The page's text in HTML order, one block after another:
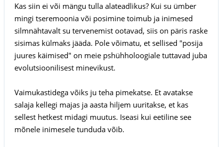
Kas siin ei või mängu tulla alateadlikus? Kui su ümber
mingi tseremoonia või posimine toimub ja inimesed
silmnähtavalt su tervenemist ootavad, siis on päris raske
sisimas külmaks jääda. Pole võimatu, et sellised "posija
juures käimised" on meie pshühholoogiale tuttavad juba
evolutsioonilisest minevikust.
Vaimukastidega võiks ju teha pimekatse. Et avatakse
salaja kellegi majas ja aasta hiljem uuritakse, et kas
sellest hetkest midagi muutus. Iseasi kui eetiline see
mõnele inimesele tunduda võib.